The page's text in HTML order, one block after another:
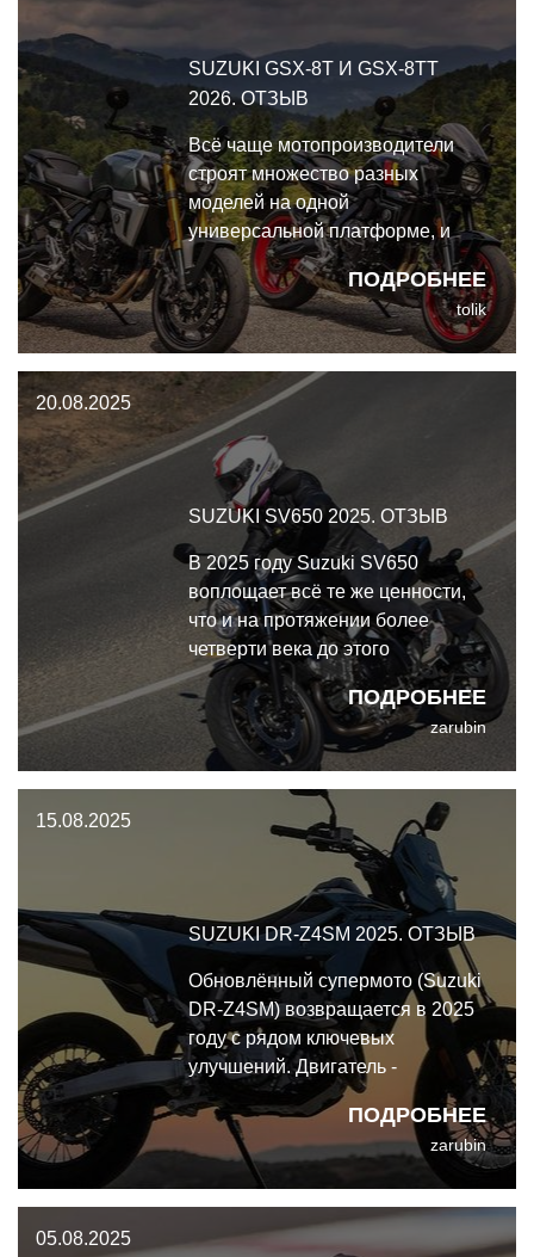
SUZUKI GSX-8T И GSX-8TT
2026. ОТЗЫВ
ПОДРОБНЕЕ
Всё чаще мотопроизводители
строят множество разных
моделей на одной
универсальной платформе, и
Suzuki очень активно
демонстрируют эту тенденцию.
Их универсальная 776-кубовая
рядная двойка появилась ещё в
двух новых моделях: Suzuki
GSX-8T и GSX-8TT 2026
tolik
20.08.2025
SUZUKI SV650 2025. ОТЗЫВ
ПОДРОБНЕЕ
В 2025 году Suzuki SV650
воплощает всё те же ценности,
что и на протяжении более
четверти века до этого
zarubin
15.08.2025
SUZUKI DR-Z4SM 2025. ОТЗЫВ
ПОДРОБНЕЕ
Обновлённый супермото (Suzuki
DR-Z4SM) возвращается в 2025
году с рядом ключевых
улучшений. Двигатель -
обновлён, шасси - улучшено,
электронные ассистенты -
реализованы. А главное -
инжектор, наконец-то инжектор
вместо чёртова карба.
zarubin
05.08.2025